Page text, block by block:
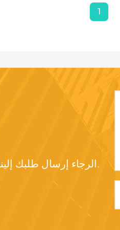
1
الرجاء إرسال طلبك إلينا وسنرد عليك في أقرب وقت ممكن.